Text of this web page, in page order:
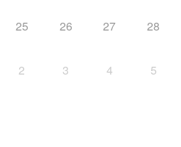
25 26 27 28
2 3 4 5